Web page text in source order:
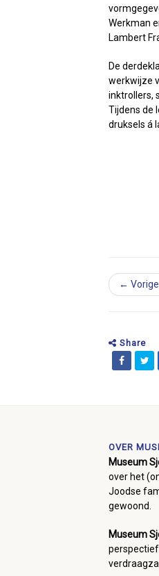
Werkman
Lambert
De
werkwijze
inktrollers,
Tijdens de
druksels á
← Vorige
Share
OVER
Museum
over het
Joodse
gewoond.
Museum